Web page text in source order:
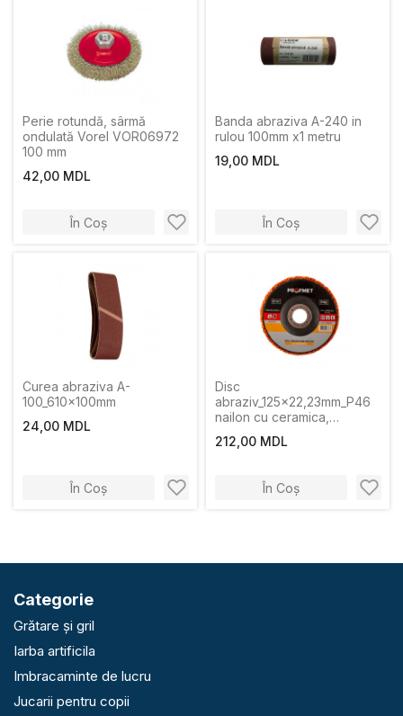
Perie rotundă, sârmă
ondulată Vorel VOR06972
100 mm
42,00 MDL
În Coș
Banda abraziva A-240 in
rulou 100mm х1 metru
19,00 MDL
În Coș
Curea abraziva A-
100_610x100mm
24,00 MDL
În Coș
Disc
abraziv_125x22,23mm_P46
nailon cu ceramica,
212,00 MDL
În Coș
Categorie
Grătare și gril
Iarba artificila
Imbracaminte de lucru
Jucarii pentru copii